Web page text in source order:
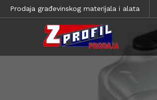
Prodaja građevinskog materijala i alata